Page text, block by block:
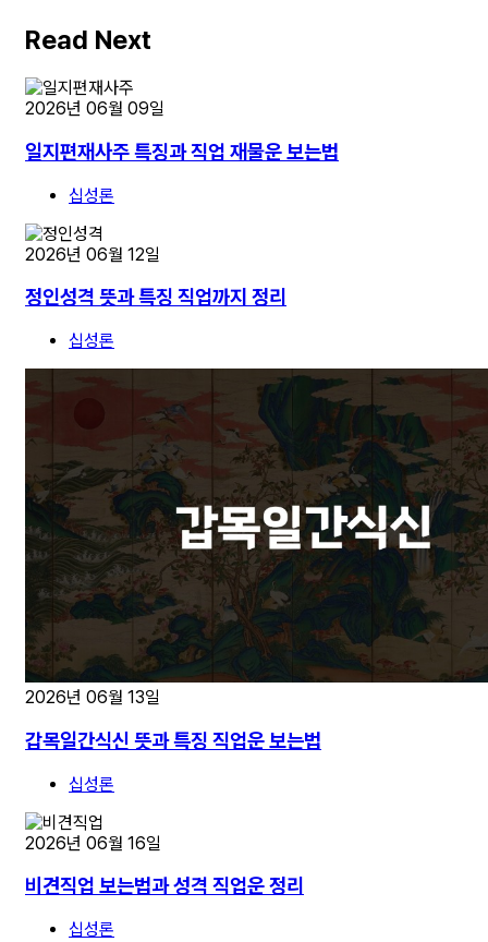
Read Next
2026년 06월 09일
일지편재사주 특징과 직업 재물운 보는법
십성론
2026년 06월 12일
정인성격 뜻과 특징 직업까지 정리
십성론
2026년 06월 13일
갑목일간식신 뜻과 특징 직업운 보는법
십성론
2026년 06월 16일
비견직업 보는법과 성격 직업운 정리
십성론